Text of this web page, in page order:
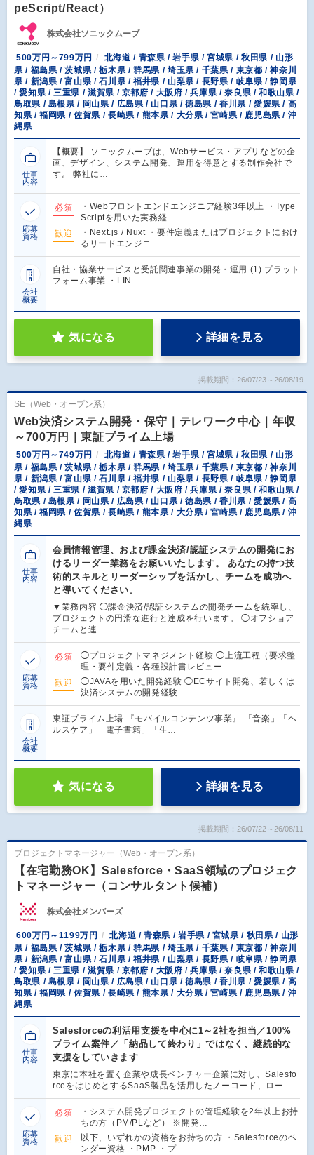
peScript/React）
株式会社ソニックムーブ
500万円～799万円
北海道 / 青森県 / 岩手県 / 宮城県 / 秋田県 / 山形
県 / 福島県 / 茨城県 / 栃木県 / 群馬県 / 埼玉県 / 千葉県 / 東京都 / 神奈川
県 / 新潟県 / 富山県 / 石川県 / 福井県 / 山梨県 / 長野県 / 岐阜県 / 静岡県
/ 愛知県 / 三重県 / 滋賀県 / 京都府 / 大阪府 / 兵庫県 / 奈良県 / 和歌山県 /
鳥取県 / 島根県 / 岡山県 / 広島県 / 山口県 / 徳島県 / 香川県 / 愛媛県 / 高
知県 / 福岡県 / 佐賀県 / 長崎県 / 熊本県 / 大分県 / 宮崎県 / 鹿児島県 / 沖
縄県
仕事
内容
【概要】 ソニックムーブは、Webサービス・アプリなどの企
画、デザイン、システム開発、運用を得意とする制作会社で
す。 弊社に…
応募
資格
必須
・Webフロントエンドエンジニア経験3年以上 ・Type
Scriptを用いた実務経…
歓迎
・Next.js / Nuxt ・要件定義またはプロジェクトにおけ
るリードエンジニ…
会社
概要
自社・協業サービスと受託関連事業の開発・運用 (1) プラット
フォーム事業 ・LIN…
気になる 詳細を見る
掲載期間：26/07/23～26/08/19
SE（Web・オープン系）
Web決済システム開発・保守｜テレワーク中心｜年収
～700万円｜東証プライム上場
500万円～749万円
北海道 / 青森県 / 岩手県 / 宮城県 / 秋田県 / 山形
県 / 福島県 / 茨城県 / 栃木県 / 群馬県 / 埼玉県 / 千葉県 / 東京都 / 神奈川
県 / 新潟県 / 富山県 / 石川県 / 福井県 / 山梨県 / 長野県 / 岐阜県 / 静岡県
/ 愛知県 / 三重県 / 滋賀県 / 京都府 / 大阪府 / 兵庫県 / 奈良県 / 和歌山県 /
鳥取県 / 島根県 / 岡山県 / 広島県 / 山口県 / 徳島県 / 香川県 / 愛媛県 / 高
知県 / 福岡県 / 佐賀県 / 長崎県 / 熊本県 / 大分県 / 宮崎県 / 鹿児島県 / 沖
縄県
仕事
内容
会員情報管理、および課金決済/認証システムの開発にお
けるリーダー業務をお願いいたします。 あなたの持つ技
術的スキルとリーダーシップを活かし、チームを成功へ
と導いてください。
▼業務内容 ◯課金決済/認証システムの開発チームを統率し、
プロジェクトの円滑な進行と達成を行います。 ◯オフショア
チームと連…
応募
資格
必須
◯プロジェクトマネジメント経験 ◯上流工程（要求整
理・要件定義・各種設計書レビュー…
歓迎
◯JAVAを用いた開発経験 ◯ECサイト開発、若しくは
決済システムの開発経験
会社
概要
東証プライム上場 『モバイルコンテンツ事業』 「音楽」「ヘ
ルスケア」「電子書籍」「生…
気になる 詳細を見る
掲載期間：26/07/22～26/08/11
プロジェクトマネージャー（Web・オープン系）
【在宅勤務OK】Salesforce・SaaS領域のプロジェク
トマネージャー（コンサルタント候補）
株式会社メンバーズ
600万円～1199万円
北海道 / 青森県 / 岩手県 / 宮城県 / 秋田県 / 山形
県 / 福島県 / 茨城県 / 栃木県 / 群馬県 / 埼玉県 / 千葉県 / 東京都 / 神奈川
県 / 新潟県 / 富山県 / 石川県 / 福井県 / 山梨県 / 長野県 / 岐阜県 / 静岡県
/ 愛知県 / 三重県 / 滋賀県 / 京都府 / 大阪府 / 兵庫県 / 奈良県 / 和歌山県 /
鳥取県 / 島根県 / 岡山県 / 広島県 / 山口県 / 徳島県 / 香川県 / 愛媛県 / 高
知県 / 福岡県 / 佐賀県 / 長崎県 / 熊本県 / 大分県 / 宮崎県 / 鹿児島県 / 沖
縄県
仕事
内容
Salesforceの利活用支援を中心に1～2社を担当／100%
プライム案件／「納品して終わり」ではなく、継続的な
支援をしていきます
東京に本社を置く企業や成長ベンチャー企業に対し、Salesfo
rceをはじめとするSaaS製品を活用したノーコード、ロー…
応募
資格
必須
・システム開発プロジェクトの管理経験を2年以上お持
ちの方（PM/PLなど） ※開発…
歓迎
以下、いずれかの資格をお持ちの方 ・Salesforceのベ
ンダー資格 ・PMP ・プ…